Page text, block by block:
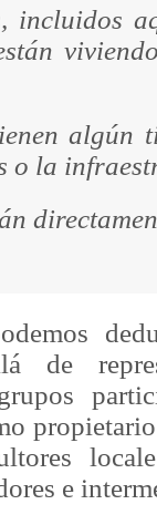
, incluidos
algún
o la
de
e